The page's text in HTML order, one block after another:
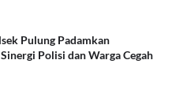
Pulung Padamkan
Polisi dan Warga Cegah